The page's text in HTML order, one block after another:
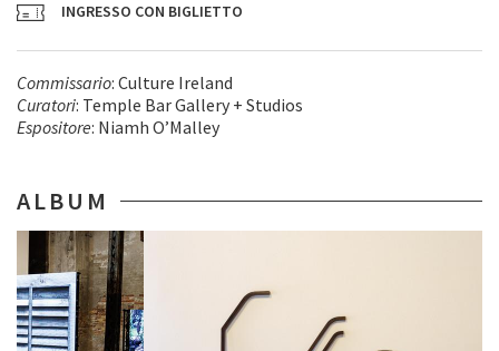
INGRESSO CON BIGLIETTO
Commissario: Culture Ireland
Curatori: Temple Bar Gallery + Studios
Espositore: Niamh O’Malley
ALBUM